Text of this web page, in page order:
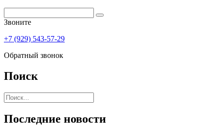
Звоните
+7 (929) 543-57-29
Обратный звонок
Поиск
Последние новости